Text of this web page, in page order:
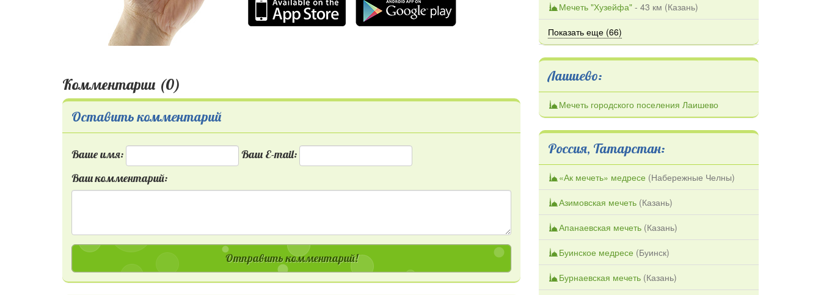
Комментарии (0)
Оставить комментарий
Ваше имя:
Ваш E-mail:
Ваш комментарий:
Отправить комментарий!
Мечеть "Хузейфа" - 43 км (Казань)
Показать еще (66)
Лаишево:
Мечеть городского поселения Лаишево
Россия, Татарстан:
«Ак мечеть» медресе (Набережные Челны)
Азимовская мечеть (Казань)
Апанаевская мечеть (Казань)
Буинское медресе (Буинск)
Бурнаевская мечеть (Казань)